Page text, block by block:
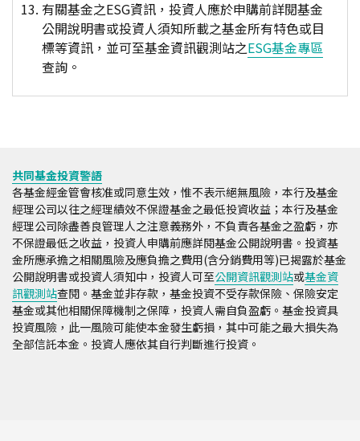
有關基金之ESG資訊，投資人應於申購前詳閱基金
公開說明書或投資人須知所載之基金所有特色或目
標等資訊，並可至基金資訊觀測站之ESG基金專區
查詢。
共同基金投資警語
各基金經金管會核准或同意生效，惟不表示絕無風險，本行及基金
經理公司以往之經理績效不保證基金之最低投資收益；本行及基金
經理公司除盡善良管理人之注意義務外，不負責各基金之盈虧，亦
不保證最低之收益，投資人申購前應詳閱基金公開說明書。投資基
金所應承擔之相關風險及應負擔之費用(含分銷費用等)已揭露於基金
公開說明書或投資人須知中，投資人可至公開資訊觀測站或基金資
訊觀測站查閱。基金並非存款，基金投資不受存款保險、保險安定
基金或其他相關保障機制之保障，投資人需自負盈虧。基金投資具
投資風險，此一風險可能使本金發生虧損，其中可能之最大損失為
全部信託本金。投資人應依其自行判斷進行投資。